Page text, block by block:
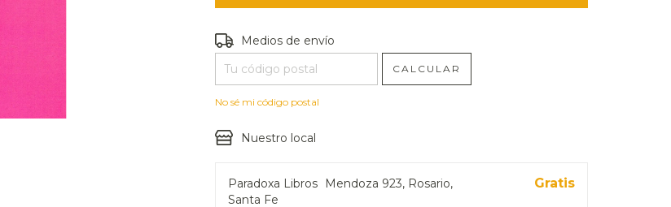
Entregas para el CP:
Medios de envío
CALCULAR
No sé mi código postal
Nuestro local
Paradoxa Libros
Mendoza 923, Rosario,
Santa Fe
Gratis